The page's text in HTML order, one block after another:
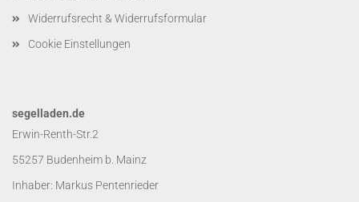
Widerrufsrecht & Widerrufsformular
Cookie Einstellungen
segelladen.de
Erwin-Renth-Str.2
55257 Budenheim b. Mainz
Inhaber: Markus Pentenrieder